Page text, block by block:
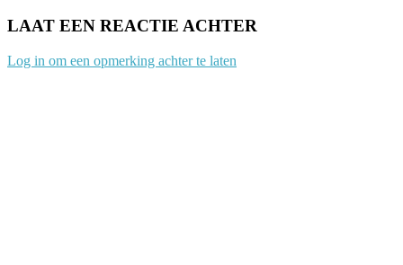
LAAT EEN REACTIE ACHTER
Log in om een opmerking achter te laten